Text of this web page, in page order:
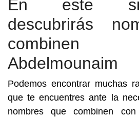
En este
descubrirás
Abdelmounaim
Podemos encontrar muchas
que te encuentres ante la
nombres que combinen con